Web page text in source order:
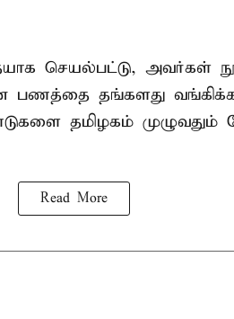
செயல்பட்டு, அவர்கள்
தங்களது
தமிழகம் முழுவதும்
Read More